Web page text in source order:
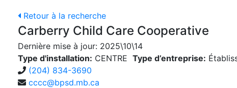
Retour à la recherche
Carberry Child Care Cooperative
Dernière mise à jour: 2025\10\14
Type d'installation: CENTRE Type d’entreprise:
(204) 834-3690
cccc@bpsd.mb.ca